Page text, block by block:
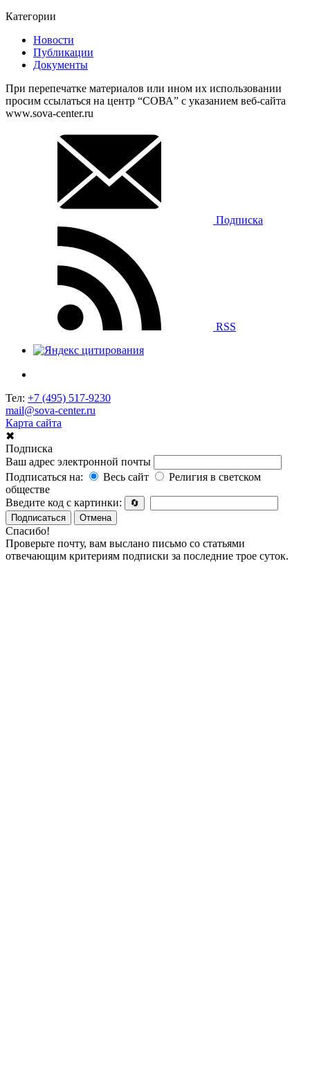
Категории
Новости
Публикации
Документы
При перепечатке материалов или ином их использовании
просим ссылаться на центр “СОВА” с указанием веб-сайта
www.sova-center.ru
Подписка
RSS
Тел: +7 (495) 517-9230
mail@sova-center.ru
Карта сайта
✖
Подписка
Ваш адрес электронной почты
Подписаться на:
Весь сайт
Религия в светском
обществе
Введите код с картинки:
🔄
Подписаться
Отмена
Спасибо!
Проверьте почту, вам выслано письмо со статьями
отвечающим критериям подписки за последние трое суток.